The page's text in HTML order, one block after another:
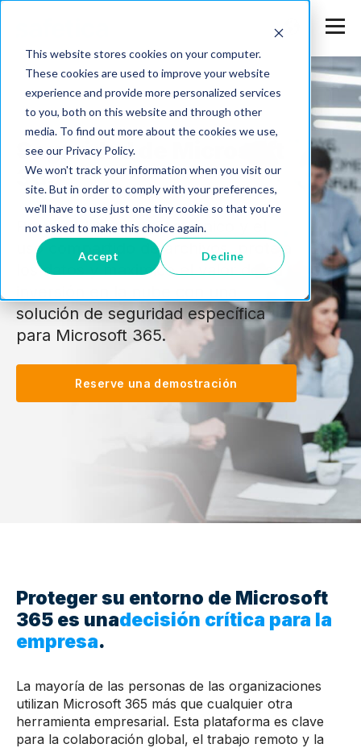
This website stores cookies on your computer.
These cookies are used to improve your website
experience and provide more personalized services
to you, both on this website and through other
media. To find out more about the cookies we use,
see our Privacy Policy.
We won't track your information when you visit our
site. But in order to comply with your preferences,
we'll have to use just one tiny cookie so that you're
not asked to make this choice again.
Accept Decline
Seguridad de Microsoft
365
Proteja el correo electrónico y el
uso compartido de archivos, proteja
los datos y maximice el valor de su
solución de seguridad específica
para Microsoft 365.
Reserve una demostración
Proteger su entorno de Microsoft
365 es unadecisión crítica para la
empresa.
La mayoría de las personas de las organizaciones
utilizan Microsoft 365 más que cualquier otra
herramienta empresarial. Esta plataforma es clave
para la colaboración global, el trabajo remoto y la